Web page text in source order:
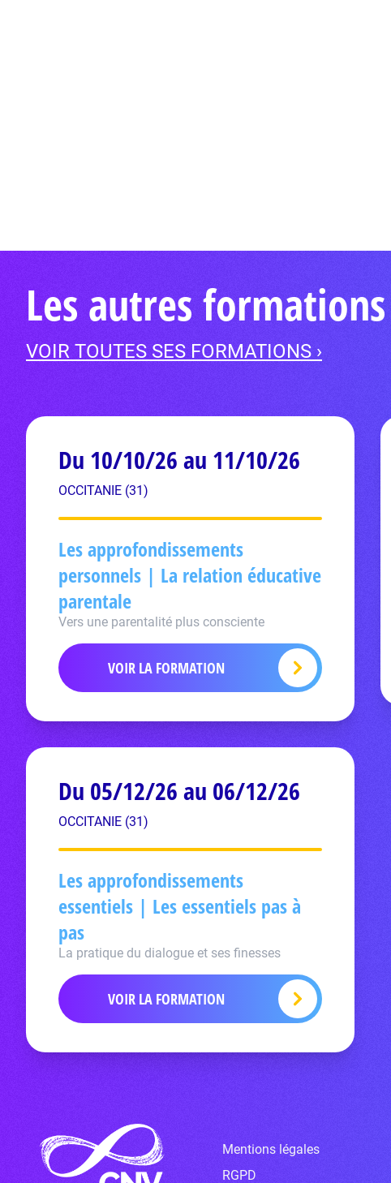
Les autres
VOIR TOUTES SES FORMATIONS ›
Du 10/10/26 au 11/10/26
OCCITANIE (31)
Les approfondissements
personnels | La relation éducative
parentale
Vers une parentalité plus consciente
VOIR LA FORMATION
Du 05/12/26 au 06/12/26
OCCITANIE (31)
Les approfondissements
essentiels | Les essentiels pas à
pas
La pratique du dialogue et ses finesses
VOIR LA FORMATION
Mentions légales
RGPD